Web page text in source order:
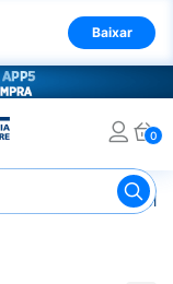
Baixar
0
Chips De